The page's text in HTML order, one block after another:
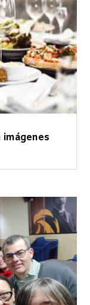
imágenes